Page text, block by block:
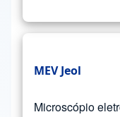
MEV Jeol
Microscópio